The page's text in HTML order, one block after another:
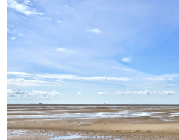
tun
Museen
-
Aussichtspunkte
Attraktionen
-
Rundfahrten
-